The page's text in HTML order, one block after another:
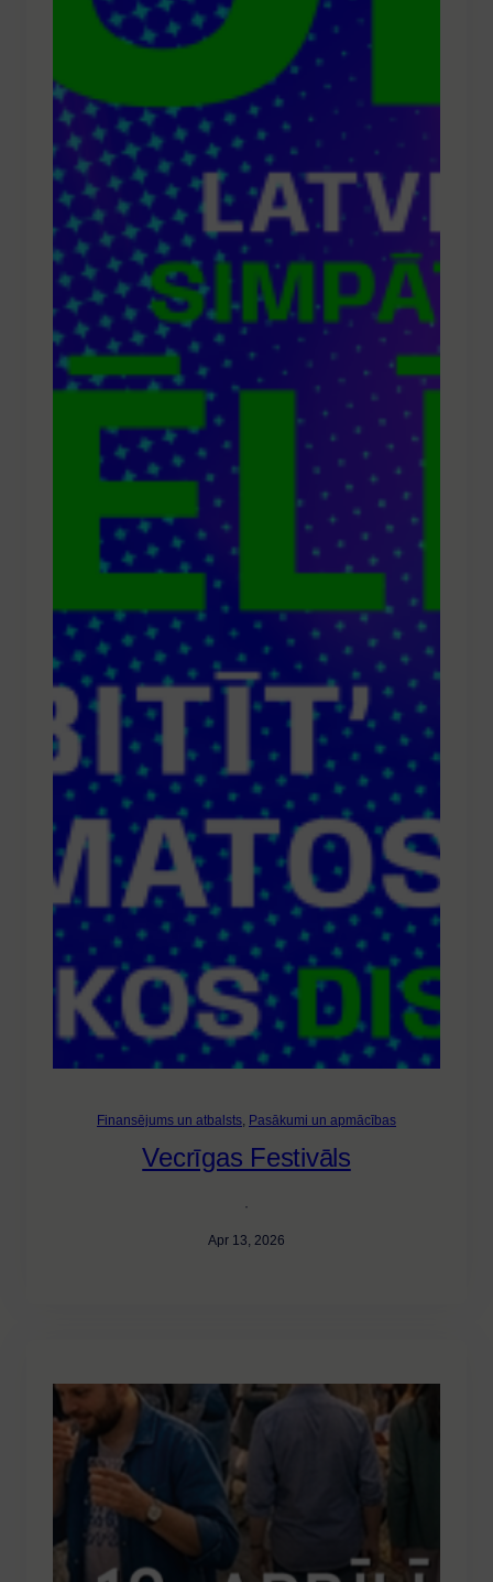
Finansējums un atbalsts Pasākumi un apmācības
Vecrīgas Festivāls
·
Apr 13, 2026